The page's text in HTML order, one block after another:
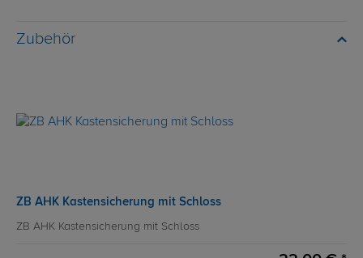
Zubehör
ZB AHK Kastensicherung mit Schloss
ZB AHK Kastensicherung mit Schloss